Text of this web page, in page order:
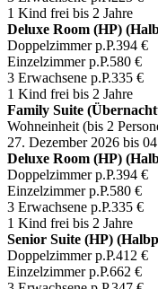
1 Kind frei bis 2 Jahre
Deluxe Room (HP)
Doppelzimmer p.P.394 €
Einzelzimmer p.P.580 €
3 Erwachsene p.P.335 €
1 Kind frei bis 2 Jahre
Family Suite
Wohneinheit (bis 2
27. Dezember 2026 bis
Deluxe Room (HP)
Doppelzimmer p.P.394 €
Einzelzimmer p.P.580 €
3 Erwachsene p.P.335 €
1 Kind frei bis 2 Jahre
Senior Suite (HP)
Doppelzimmer p.P.412 €
Einzelzimmer p.P.662 €